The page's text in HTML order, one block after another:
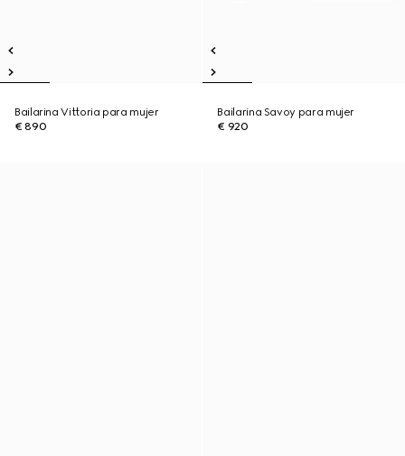
Bailarina Vittoria para mujer
€ 890
Bailarina Savoy para mujer
€ 920